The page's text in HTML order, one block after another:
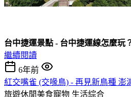
台中捷運景點 - 台中捷運線怎麼玩
繼續閱讀
6年前
紅交嘴雀 (交喙鳥) - 再見新鳥種 澎
旅遊休閒美食寵物 生活綜合